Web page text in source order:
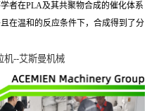
者在PLA及其共聚物合成的催化体系
在温和的反应条件下，合成得到了分
机--艾斯曼机械